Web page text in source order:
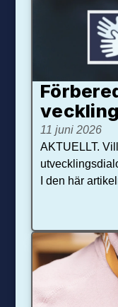
11 juni 2026
AKTUELLT.
I den här